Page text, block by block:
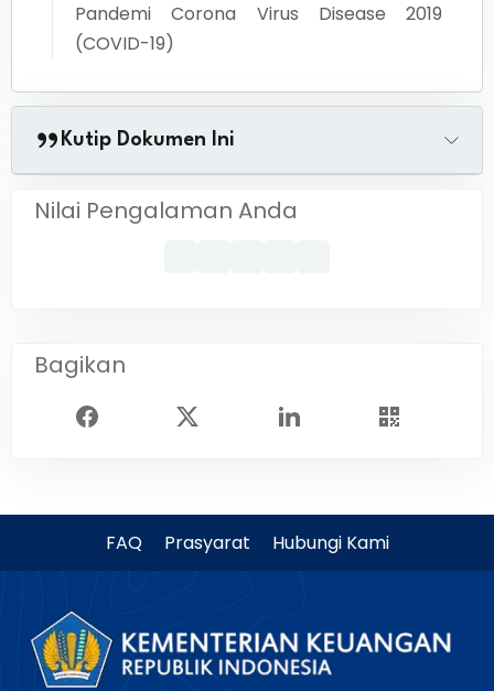
Pandemi Corona Virus Disease 2019
(COVID-19)
Kutip Dokumen Ini
Nilai Pengalaman Anda
Bagikan
FAQ Prasyarat Hubungi Kami